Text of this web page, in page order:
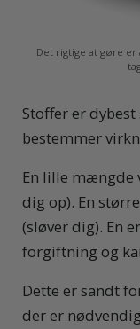
Det rigtige at gøre er
Stoffer er
bestemmer
En lille mængde
dig op). En
(sløver dig). En
forgiftning og
Dette er sandt
der er